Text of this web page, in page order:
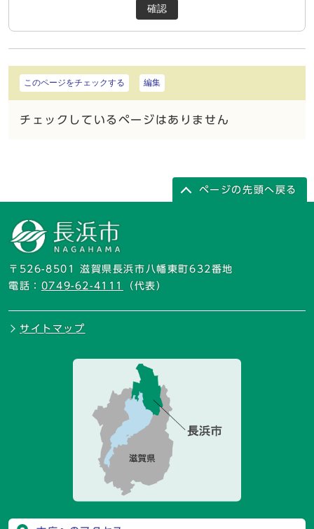
確認
このページをチェックする 編集
チェックしているページはありません
ページの先頭へ戻る
〒526-8501 滋賀県長浜市八幡東町632番地
電話： 0749-62-4111 （代表）
サイトマップ